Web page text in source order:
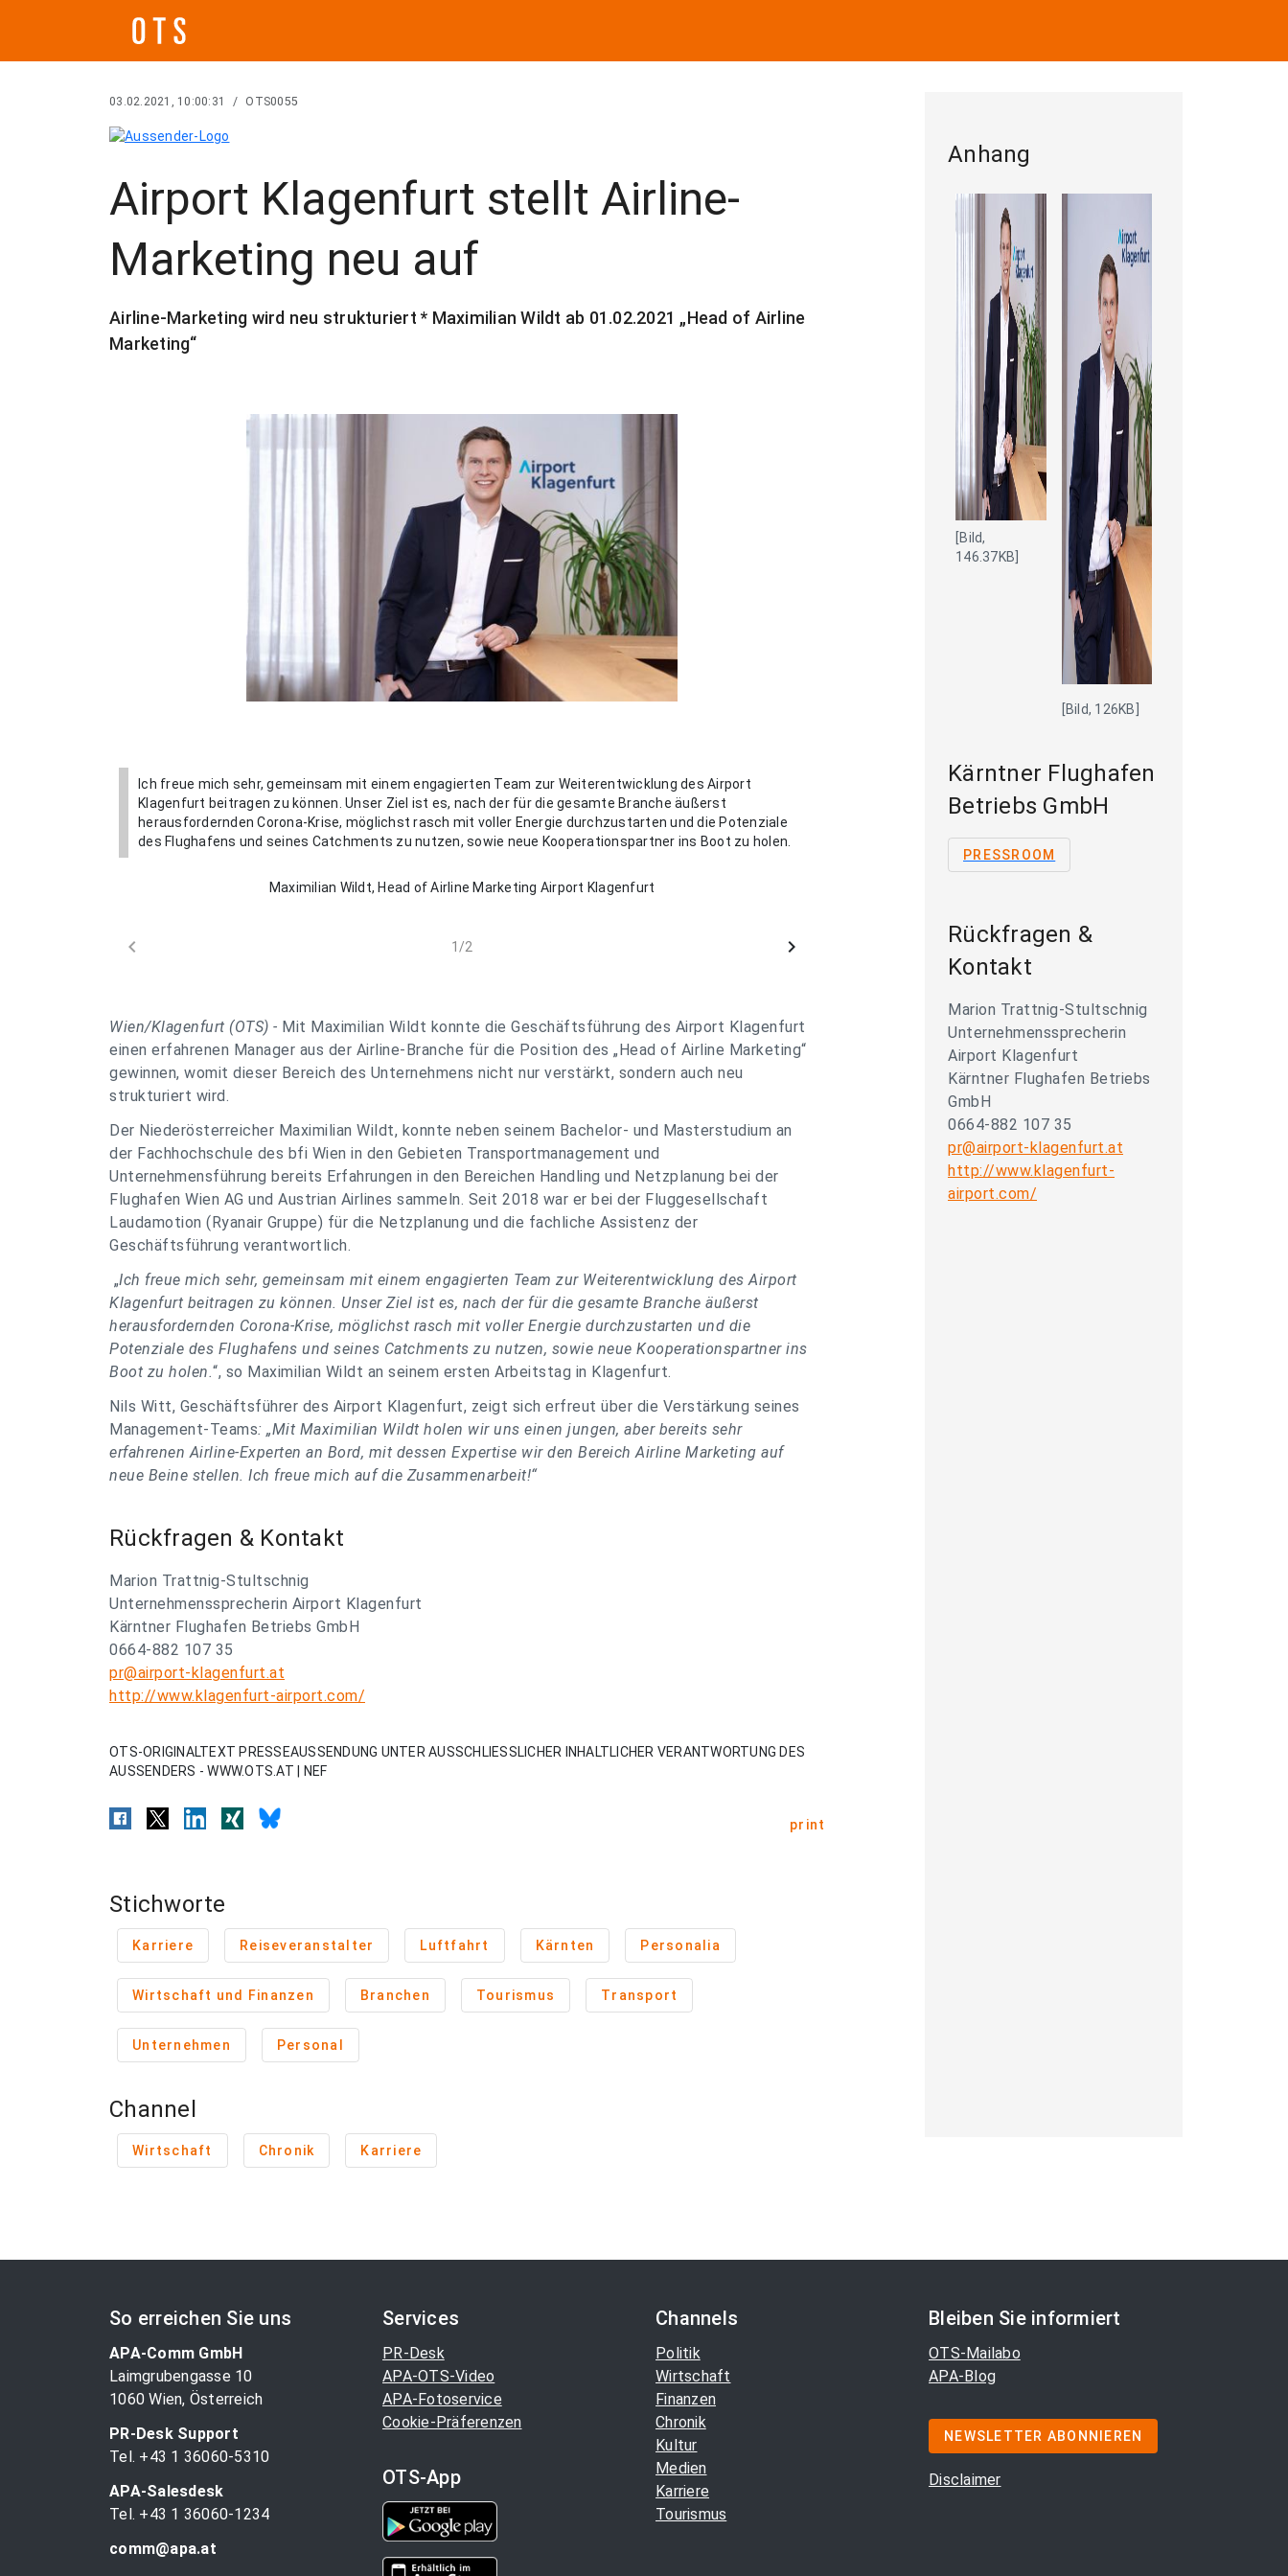
03.02.2021, 10:00:31 / OTS0055
Airport Klagenfurt stellt Airline-
Marketing neu auf
Airline-Marketing wird neu strukturiert * Maximilian Wildt ab 01.02.2021 „Head of Airline
Marketing“
Ich freue mich sehr, gemeinsam mit einem engagierten Team zur Weiterentwicklung des Airport
Klagenfurt beitragen zu können. Unser Ziel ist es, nach der für die gesamte Branche äußerst
herausfordernden Corona-Krise, möglichst rasch mit voller Energie durchzustarten und die Potenziale
des Flughafens und seines Catchments zu nutzen, sowie neue Kooperationspartner ins Boot zu holen.
Maximilian Wildt, Head of Airline Marketing Airport Klagenfurt
chevron_left 1/2 chevron_right
Wien/Klagenfurt (OTS) - Mit Maximilian Wildt konnte die Geschäftsführung des Airport Klagenfurt
einen erfahrenen Manager aus der Airline-Branche für die Position des „Head of Airline Marketing“
gewinnen, womit dieser Bereich des Unternehmens nicht nur verstärkt, sondern auch neu
strukturiert wird.
Der Niederösterreicher Maximilian Wildt, konnte neben seinem Bachelor- und Masterstudium an
der Fachhochschule des bfi Wien in den Gebieten Transportmanagement und
Unternehmensführung bereits Erfahrungen in den Bereichen Handling und Netzplanung bei der
Flughafen Wien AG und Austrian Airlines sammeln. Seit 2018 war er bei der Fluggesellschaft
Laudamotion (Ryanair Gruppe) für die Netzplanung und die fachliche Assistenz der
Geschäftsführung verantwortlich.
„Ich freue mich sehr, gemeinsam mit einem engagierten Team zur Weiterentwicklung des Airport
Klagenfurt beitragen zu können. Unser Ziel ist es, nach der für die gesamte Branche äußerst
herausfordernden Corona-Krise, möglichst rasch mit voller Energie durchzustarten und die
Potenziale des Flughafens und seines Catchments zu nutzen, sowie neue Kooperationspartner ins
Boot zu holen.“, so Maximilian Wildt an seinem ersten Arbeitstag in Klagenfurt.
Nils Witt, Geschäftsführer des Airport Klagenfurt, zeigt sich erfreut über die Verstärkung seines
Management-Teams: „Mit Maximilian Wildt holen wir uns einen jungen, aber bereits sehr
erfahrenen Airline-Experten an Bord, mit dessen Expertise wir den Bereich Airline Marketing auf
neue Beine stellen. Ich freue mich auf die Zusammenarbeit!“
Rückfragen & Kontakt
Marion Trattnig-Stultschnig
Unternehmenssprecherin Airport Klagenfurt
Kärntner Flughafen Betriebs GmbH
0664-882 107 35
pr@airport-klagenfurt.at
http://www.klagenfurt-airport.com/
OTS-ORIGINALTEXT PRESSEAUSSENDUNG UNTER AUSSCHLIESSLICHER INHALTLICHER VERANTWORTUNG DES
AUSSENDERS - WWW.OTS.AT | NEF
print
Stichworte
Karriere Reiseveranstalter Luftfahrt Kärnten Personalia
Wirtschaft und Finanzen Branchen Tourismus Transport
Unternehmen Personal
Channel
Wirtschaft Chronik Karriere
Anhang
[Bild,
146.37KB]
[Bild, 126KB]
Kärntner Flughafen
Betriebs GmbH
PRESSROOM
Rückfragen &
Kontakt
Marion Trattnig-Stultschnig
Unternehmenssprecherin
Airport Klagenfurt
Kärntner Flughafen Betriebs
GmbH
0664-882 107 35
pr@airport-klagenfurt.at
http://www.klagenfurt-
airport.com/
So erreichen Sie uns
APA-Comm GmbH
Laimgrubengasse 10
1060 Wien, Österreich
PR-Desk Support
Tel. +43 1 36060-5310
APA-Salesdesk
Tel. +43 1 36060-1234
comm@apa.at
Services
PR-Desk
APA-OTS-Video
APA-Fotoservice
Cookie-Präferenzen
OTS-App
Channels
Politik
Wirtschaft
Finanzen
Chronik
Kultur
Medien
Karriere
Tourismus
Bleiben Sie informiert
OTS-Mailabo
APA-Blog
NEWSLETTER ABONNIEREN
Disclaimer